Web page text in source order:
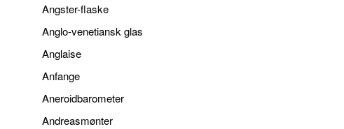
Angster-flaske
Anglo-venetiansk glas
Anglaise
Anfange
Aneroidbarometer
Andreasmønter